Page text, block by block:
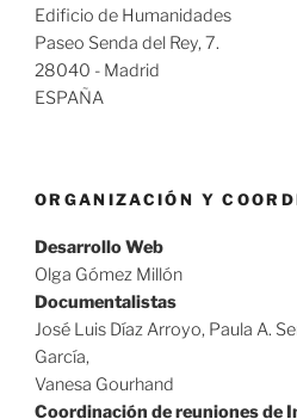
Edificio de Humanidades
Paseo Senda del Rey, 7.
28040 - Madrid
ESPAÑA
ORGANIZACIÓN Y
Desarrollo Web
Olga Gómez Millón
Documentalistas
José Luis Díaz Arroyo, Paula A.
García,
Vanesa Gourhand
Coordinación de reuniones de